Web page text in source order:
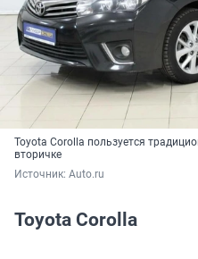
Toyota Corolla пользуется
вторичке
Источник: Auto.ru
Toyota Corolla